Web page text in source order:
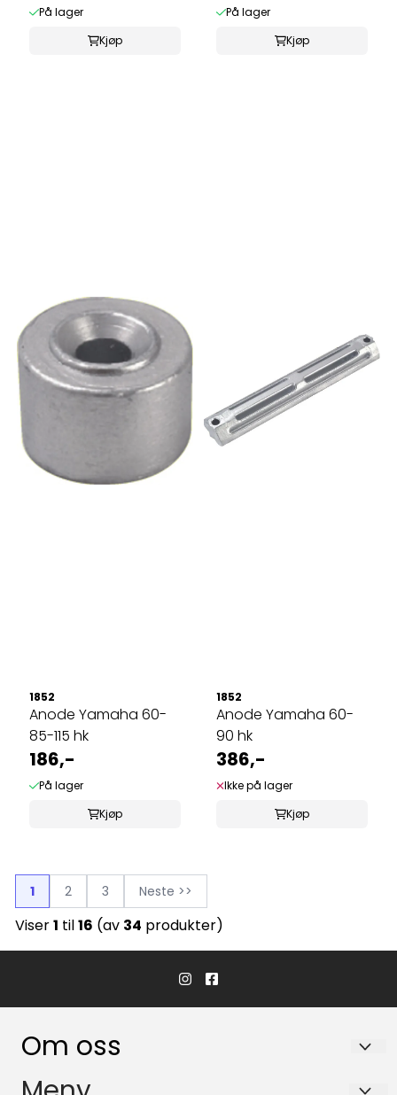
På lager
Kjøp
På lager
Kjøp
1852
Anode Yamaha 60-
85-115 hk
186,-
På lager
Kjøp
1852
Anode Yamaha 60-
90 hk
386,-
Ikke på lager
Kjøp
1 2 3 Neste >>
Viser1 til16 (av 34 produkter)
Om oss
Hvaler Båtservice AS